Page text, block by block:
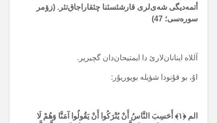
أتمەدیگی شەی‌لری قارشئسئنا چئقاراجاق‌تئر. (زۆمر
سورەسی؛ 47)
آللاە اینانان‌لارئ دا ایمتیحان‌دان گچیریر.
اۇ، بو قۇنودا شؤیلە بویوریۇر:
الم ﴿۱﴾ أَحَسِبَ النَّاسُ أَنْ يُتْرَكُوا أَنْ يَقُولُوا آمَنَّا وَهُمْ لَا